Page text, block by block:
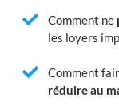
Comment ne
les loyers
Comment
réduire au